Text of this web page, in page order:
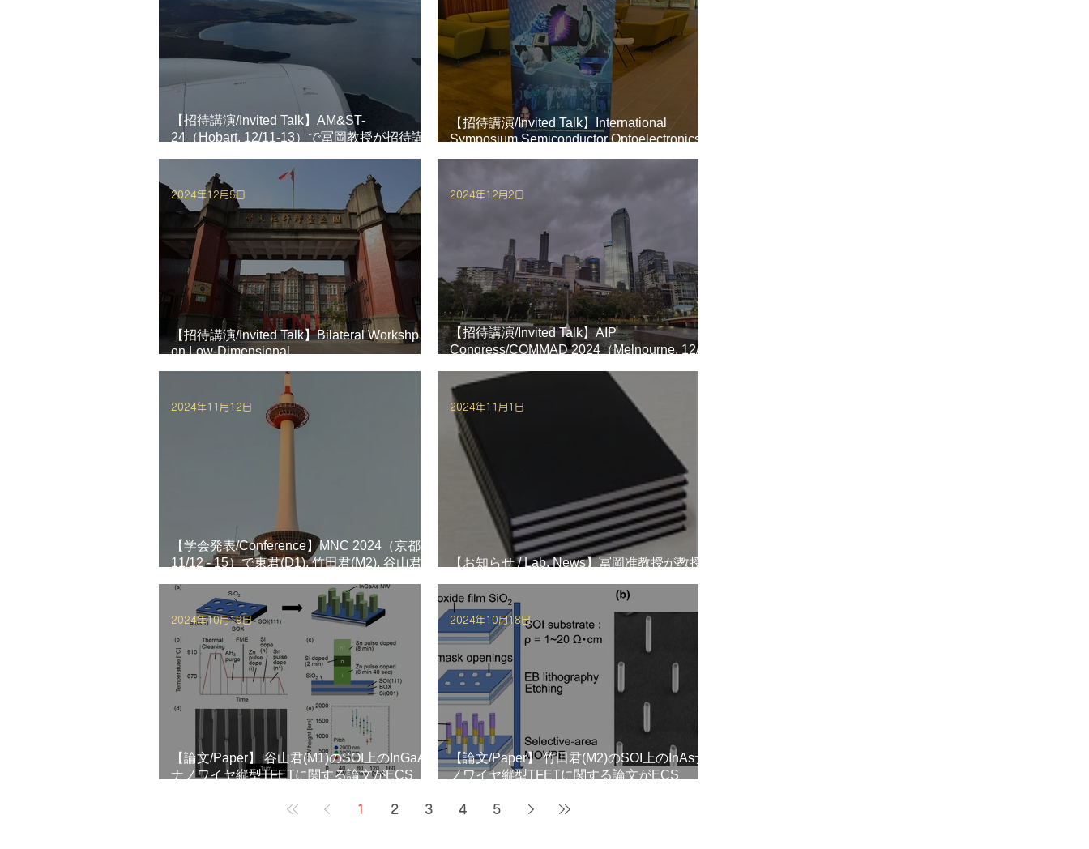
【招待講演/Invited Talk】AM&ST-
24（Hobart, 12/11-13）で冨岡教授が招待講
【招待講演/Invited Talk】International
Symposium Semiconductor Optoelectronics
た。
【招待講演/Invited Talk】Bilateral Workshp
on Low-Dimensional
冨岡教授が招待講演を行いました。のコピー
2024年12月5日
【招待講演/Invited Talk】AIP
Congress/COMMAD 2024（Melnourne, 12/2-
2024年12月2日
【学会発表/Conference】MNC 2024（京都,
11/12 - 15）で東君(D1), 竹田君(M2), 谷山君
2024年11月12日
【お知らせ / Lab. News】冨岡准教授が教授
2024年11月1日
【論文/Paper】 谷山君(M1)のSOI上のInGaAs
ナノワイヤ縦型TFETに関する論文がECS
2024年10月19日
【論文/Paper】 竹田君(M2)のSOI上のInAsナ
ノワイヤ縦型TFETに関する論文がECS
2024年10月18日
1 2 3 4 5